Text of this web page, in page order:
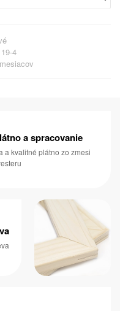
4
a spracovanie
a kvalitné plátno zo zmesi